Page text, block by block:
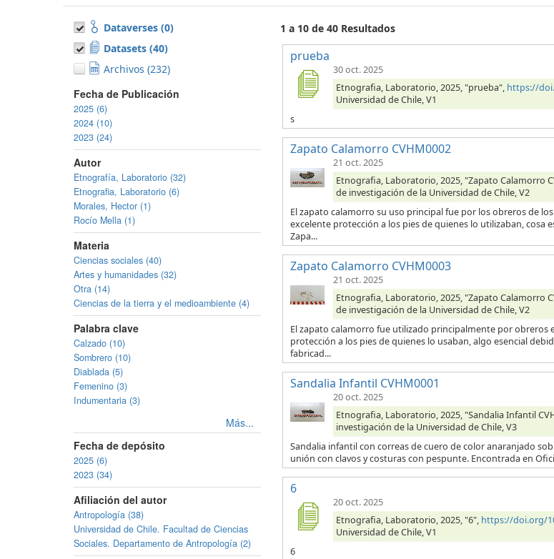
Dataverses (0)
Datasets (40)
Archivos (232)
Fecha de Publicación
2025 (6)
2024 (10)
2023 (24)
Autor
Etnografía, Laboratorio (32)
Etnografia, Laboratorio (6)
Morales, Hector (1)
Rocío Mella (1)
Materia
Ciencias sociales (40)
Artes y humanidades (32)
Otra (14)
Ciencias de la tierra y el medioambiente (4)
Palabra clave
Calzado (10)
Sombrero (10)
Diablada (5)
Femenino (3)
Indumentaria (3)
Más...
Fecha de depósito
2025 (6)
2023 (34)
Afiliación del autor
Antropología (38)
Universidad de Chile. Facultad de Ciencias
Sociales. Departamento de Antropología (2)
1 a 10 de 40 Resultados
prueba
30 oct. 2025
Etnografia, Laboratorio, 2025, "prueba", https://
Universidad de Chile, V1
s
Zapato Calamorro CVHM0002
21 oct. 2025
Etnografia, Laboratorio, 2025, "Zapato Calamorro
de investigación de la Universidad de Chile, V2
El zapato calamorro su uso principal fue por los obreros de
excelente protección a los pies de quienes lo utilizaban, cosa
Zapa...
Zapato Calamorro CVHM0003
21 oct. 2025
Etnografia, Laboratorio, 2025, "Zapato Calamorro
de investigación de la Universidad de Chile, V2
El zapato calamorro fue utilizado principalmente por obreros
protección a los pies de quienes lo usaban, algo esencial
fabricad...
Sandalia Infantil CVHM0001
20 oct. 2025
Etnografia, Laboratorio, 2025, "Sandalia Infantil
investigación de la Universidad de Chile, V3
Sandalia infantil con correas de cuero de color anaranjado
unión con clavos y costuras con pespunte. Encontrada en
6
20 oct. 2025
Etnografia, Laboratorio, 2025, "6", https://doi.org/
Universidad de Chile, V1
6